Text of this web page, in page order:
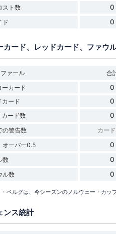
スト数 0
ド 0
カード、レッドカード、ファウ
ァール 合
ーカード
0
カード 0
カード数 0
の警告数 カー
オーバー0.5 0
数 0
ル数 0
ベルグは、今シーズンのノルウェー・カッ
ンス統計